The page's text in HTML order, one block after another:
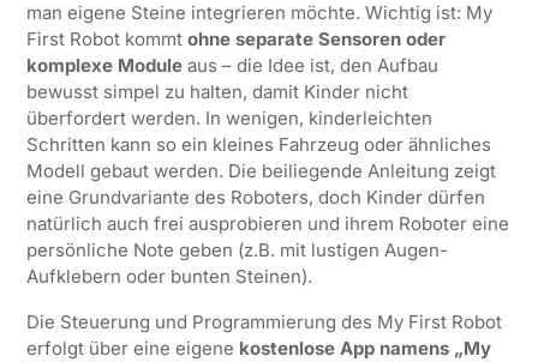
man eigene Steine integrieren möchte. Wichtig ist: My
First Robot kommt ohne separate Sensoren oder
komplexe Moduleaus – die Idee ist, den Aufbau
bewusst simpel zu halten, damit Kinder nicht
überfordert werden. In wenigen, kinderleichten
Schritten kann so ein kleines Fahrzeug oder ähnliches
Modell gebaut werden. Die beiliegende Anleitung zeigt
eine Grundvariante des Roboters, doch Kinder dürfen
natürlich auch frei ausprobieren und ihrem Roboter eine
persönliche Note geben (z.B. mit lustigen Augen-
Aufklebern oder bunten Steinen).
Die Steuerung und Programmierung des My First Robot
erfolgt über eine eigene kostenlose App namens „My